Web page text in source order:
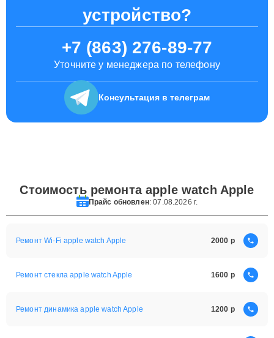
устройство?
+7 (863) 276-89-77
Уточните у менеджера по телефону
Консультация в телеграм
Стоимость ремонта apple watch Apple
Прайс обновлен: 07.08.2026 г.
Ремонт Wi-Fi apple watch Apple 2000
Ремонт стекла apple watch Apple 1600
Ремонт динамика apple watch Apple 1200